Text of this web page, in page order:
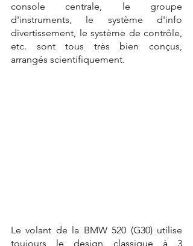
console centrale, le groupe
d'instruments, le système d'info
divertissement, le système de contrôle,
etc. sont tous très bien conçus,
arrangés scientifiquement.
Le volant de la BMW 520 (G30) utilise
toujours le design classique à 3